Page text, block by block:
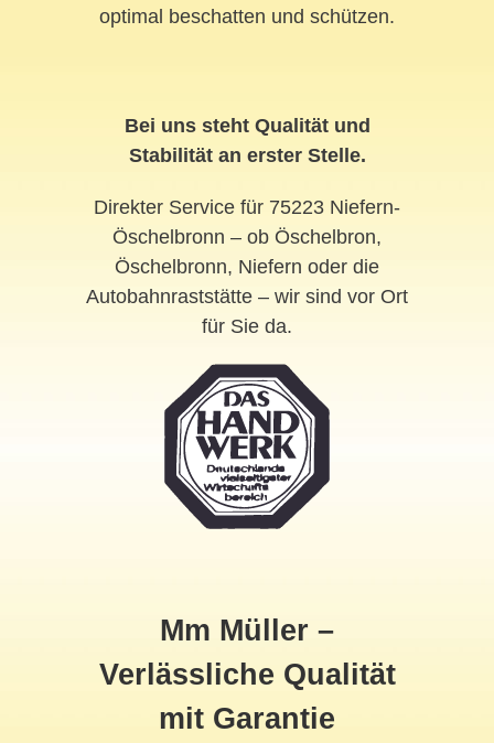
optimal beschatten und schützen.
Bei uns steht Qualität und
Stabilität an erster Stelle.
Direkter Service für 75223 Niefern-
Öschelbronn – ob Öschelbron,
Öschelbronn, Niefern oder die
Autobahnraststätte – wir sind vor Ort
für Sie da.
Mm Müller –
Verlässliche Qualität
mit Garantie